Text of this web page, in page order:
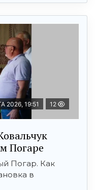
2026, 19:51 12
Погаре
Погар. Как
в